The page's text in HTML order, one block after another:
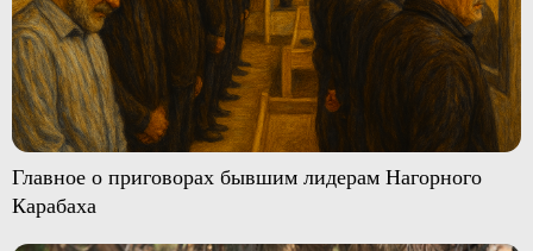
Главное о приговорах бывшим лидерам Нагорного
Карабаха